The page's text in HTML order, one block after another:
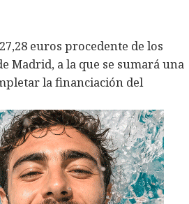
euros procedente de los
Madrid, a la que se sumará una
la financiación del